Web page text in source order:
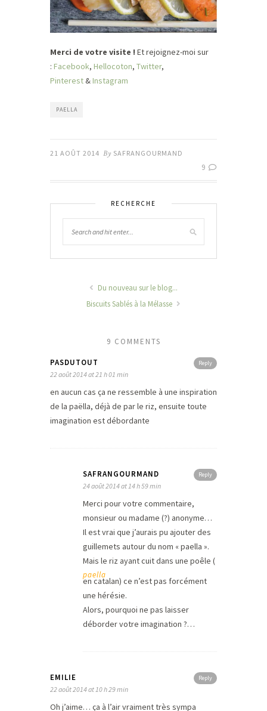
Merci de votre visite ! Et rejoignez-moi sur
: Facebook, Hellocoton, Twitter,
Pinterest&Instagram
PAELLA
21 AOÛT 2014 By SAFRANGOURMAND
9
RECHERCHE
Du nouveau sur le blog...
Biscuits Sablés à la Mélasse
9 COMMENTS
Reply
PASDUTOUT
22 août 2014 at 21 h 01 min
en aucun cas ça ne ressemble à une inspiration
de la paëlla, déjà de par le riz, ensuite toute
imagination est débordante
Reply
SAFRANGOURMAND
24 août 2014 at 14 h 59 min
Merci pour votre commentaire,
monsieur ou madame (?) anonyme…
Il est vrai que j’aurais pu ajouter des
guillemets autour du nom « paella ».
Mais le riz ayant cuit dans une poêle (
paella
en catalan) ce n’est pas forcément
une hérésie.
Alors, pourquoi ne pas laisser
déborder votre imagination ?…
Reply
EMILIE
22 août 2014 at 10 h 29 min
Oh j’aime… ça à l’air vraiment très sympa